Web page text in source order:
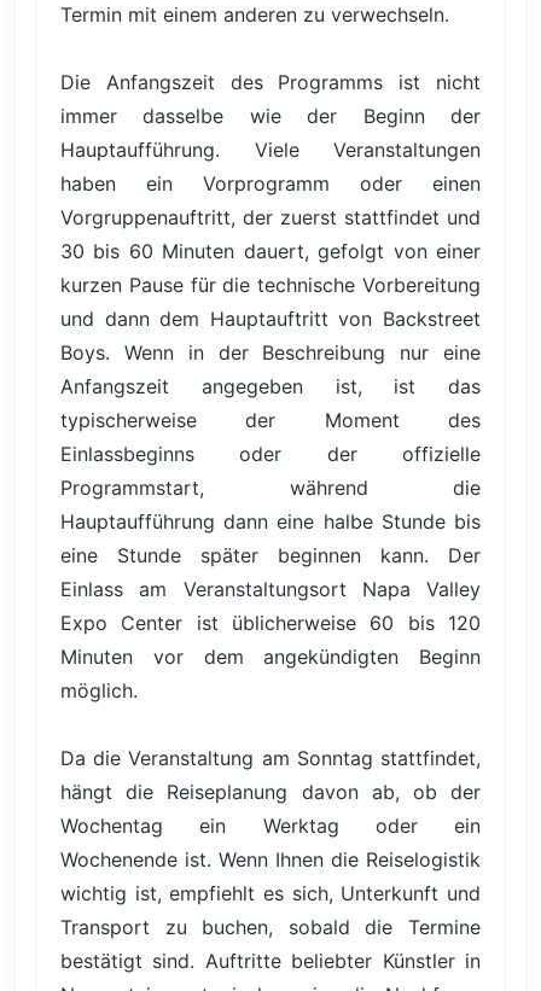
Termin mit einem anderen zu verwechseln.
Die Anfangszeit des Programms ist nicht
immer dasselbe wie der Beginn der
Hauptaufführung. Viele Veranstaltungen
haben ein Vorprogramm oder einen
Vorgruppenauftritt, der zuerst stattfindet und
30 bis 60 Minuten dauert, gefolgt von einer
kurzen Pause für die technische Vorbereitung
und dann dem Hauptauftritt von Backstreet
Boys. Wenn in der Beschreibung nur eine
Anfangszeit angegeben ist, ist das
typischerweise der Moment des
Einlassbeginns oder der offizielle
Programmstart, während die
Hauptaufführung dann eine halbe Stunde bis
eine Stunde später beginnen kann. Der
Einlass am Veranstaltungsort Napa Valley
Expo Center ist üblicherweise 60 bis 120
Minuten vor dem angekündigten Beginn
möglich.
Da die Veranstaltung am Sonntag stattfindet,
hängt die Reiseplanung davon ab, ob der
Wochentag ein Werktag oder ein
Wochenende ist. Wenn Ihnen die Reiselogistik
wichtig ist, empfiehlt es sich, Unterkunft und
Transport zu buchen, sobald die Termine
bestätigt sind. Auftritte beliebter Künstler in